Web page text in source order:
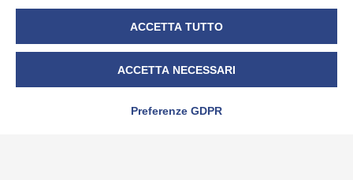
C.so Canale, 52/C 12051 – ALBA (CN) – ITALY – Tel. +39
0173/444111 – Fax +39 0173/444222 – info@bitlex.it –
ACCETTA TUTTO
ACCETTA NECESSARI
Preferenze GDPR